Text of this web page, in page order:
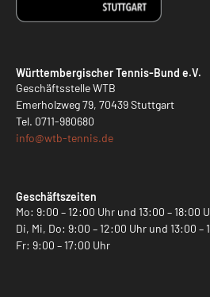
Württembergischer Tennis-Bund e.V.
Geschäftsstelle WTB
Emerholzweg 79, 70439 Stuttgart
Tel. 0711-980680
info@wtb-tennis.de
Geschäftszeiten
Mo: 9:00 – 12:00 Uhr und 13:00 – 18:00
Di, Mi, Do: 9:00 – 12:00 Uhr und 13:00 –
Fr: 9:00 – 17:00 Uhr